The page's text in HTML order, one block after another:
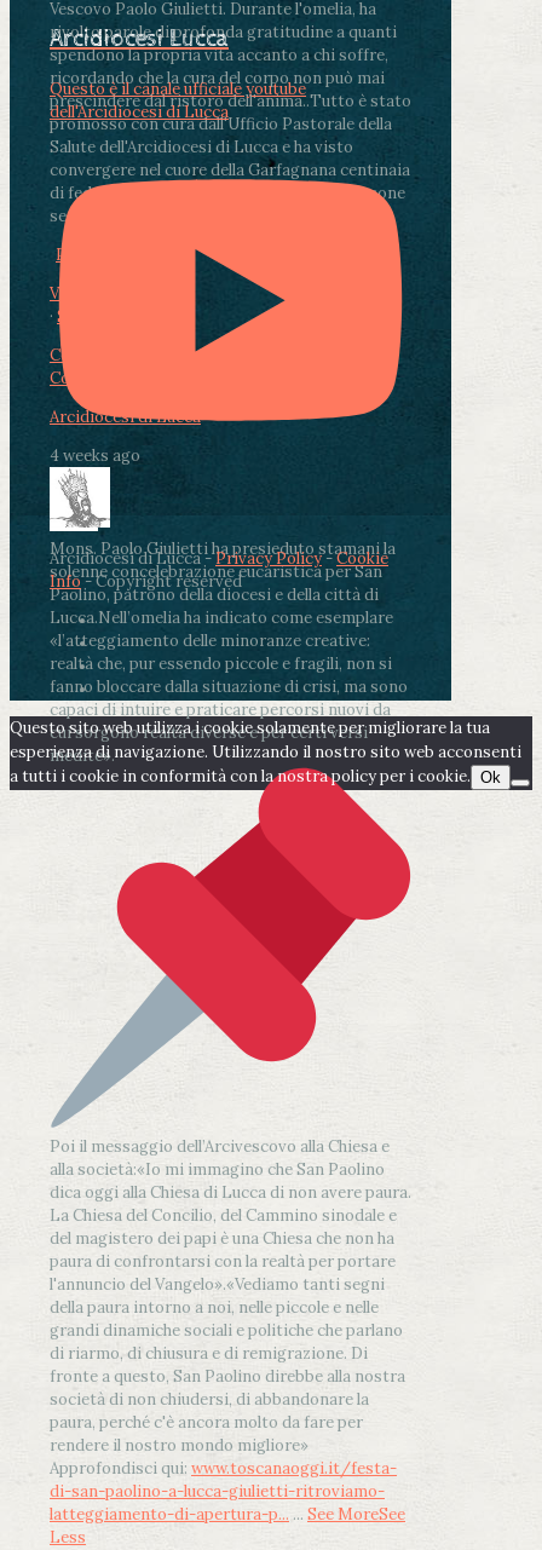
Vescovo Paolo Giulietti. Durante l'omelia, ha
rivolto parole di profonda gratitudine a quanti
spendono la propria vita accanto a chi soffre,
ricordando che la cura del corpo non può mai
prescindere dal ristoro dell'anima..Tutto è stato
promosso con cura dall'Ufficio Pastorale della
Salute dell'Arcidiocesi di Lucca e ha visto
convergere nel cuore della Garfagnana centinaia
di fedeli, operatori sanitari, volontari e persone
segnate dalla malattia.
Photo
View on Facebook
· Share
Condividi su Facebook
Condividi su LinkedIn
Arcidiocesi di Lucca
4 weeks ago
Mons. Paolo Giulietti ha presieduto stamani la
solenne concelebrazione eucaristica per San
Paolino, patrono della diocesi e della città di
Lucca.Nell’omelia ha indicato come esemplare
«l’atteggiamento delle minoranze creative:
realtà che, pur essendo piccole e fragili, non si
fanno bloccare dalla situazione di crisi, ma sono
capaci di intuire e praticare percorsi nuovi da
cui sorgono realtà diverse e per certi versi
inedite».
Poi il messaggio dell’Arcivescovo alla Chiesa e
alla società:«Io mi immagino che San Paolino
dica oggi alla Chiesa di Lucca di non avere paura.
La Chiesa del Concilio, del Cammino sinodale e
del magistero dei papi è una Chiesa che non ha
paura di confrontarsi con la realtà per portare
l'annuncio del Vangelo».«Vediamo tanti segni
della paura intorno a noi, nelle piccole e nelle
grandi dinamiche sociali e politiche che parlano
di riarmo, di chiusura e di remigrazione. Di
fronte a questo, San Paolino direbbe alla nostra
società di non chiudersi, di abbandonare la
paura, perché c'è ancora molto da fare per
rendere il nostro mondo migliore»
Approfondisci qui: www.toscanaoggi.it/festa-
di-san-paolino-a-lucca-giulietti-ritroviamo-
latteggiamento-di-apertura-p... ... See MoreSee
Less
Arcidiocesi Lucca
Questo è il canale ufficiale youtube
dell'Arcidiocesi di Lucca
Arcidiocesi di Lucca -Privacy Policy-Cookie
Info- Copyright reserved
Questo sito web utilizza i cookie solamente per migliorare la tua
esperienza di navigazione. Utilizzando il nostro sito web acconsenti
a tutti i cookie in conformità con la nostra policy per i cookie. Ok